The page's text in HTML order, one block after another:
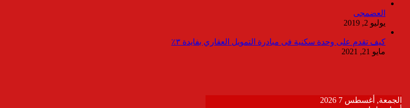
العضمجى
يوليو 2, 2019
كيف تقدم على وحدة سكنية فى مبادرة التمويل العقاري بفايدة ٣٪
مايو 21, 2021